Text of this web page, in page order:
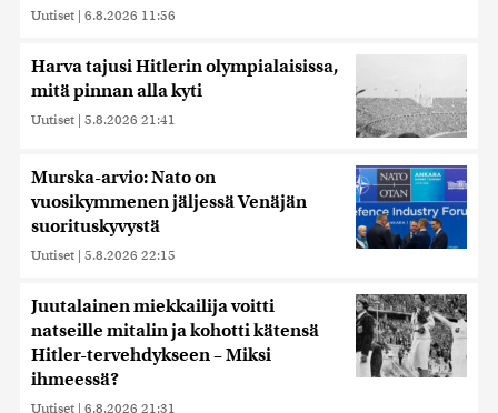
Uutiset | 6.8.2026 11:56
Harva tajusi Hitlerin olympialaisissa,
mitä pinnan alla kyti
Uutiset | 5.8.2026 21:41
Murska-arvio: Nato on
vuosikymmenen jäljessä Venäjän
suorituskyvystä
Uutiset | 5.8.2026 22:15
Juutalainen miekkailija voitti
natseille mitalin ja kohotti kätensä
Hitler-tervehdykseen – Miksi
ihmeessä?
Uutiset | 6.8.2026 21:31